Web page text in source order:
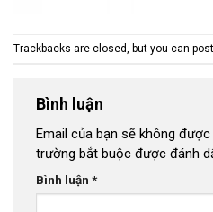
Trackbacks are closed, but you can
Bình luận
Email của bạn sẽ không
trường bắt buộc được đánh
Bình luận *